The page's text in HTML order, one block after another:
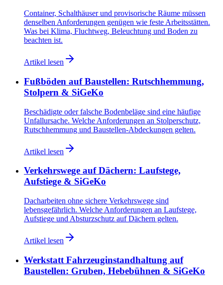
Container, Schalthäuser und provisorische Räume müssen
denselben Anforderungen genügen wie feste Arbeitsstätten.
Was bei Klima, Fluchtweg, Beleuchtung und Boden zu
beachten ist.
Artikel lesen
Fußböden auf Baustellen: Rutschhemmung,
Stolpern & SiGeKo
Beschädigte oder falsche Bodenbeläge sind eine häufige
Unfallursache. Welche Anforderungen an Stolperschutz,
Rutschhemmung und Baustellen-Abdeckungen gelten.
Artikel lesen
Verkehrswege auf Dächern: Laufstege,
Aufstiege & SiGeKo
Dacharbeiten ohne sichere Verkehrswege sind
lebensgefährlich. Welche Anforderungen an Laufstege,
Aufstiege und Absturzschutz auf Dächern gelten.
Artikel lesen
Werkstatt Fahrzeuginstandhaltung auf
Baustellen: Gruben, Hebebühnen & SiGeKo